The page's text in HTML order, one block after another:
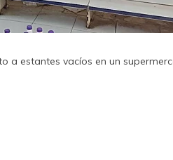
a estantes vacíos en un